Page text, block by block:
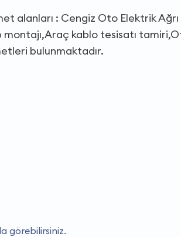
alanları : Cengiz Oto Elektrik
montajı,Araç kablo tesisatı
bulunmaktadır.
görebilirsiniz.